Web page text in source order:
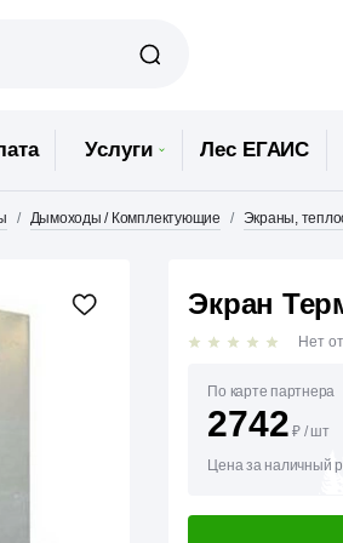
Услуги Лес ЕГАИС
Дымоходы / Комплектующие Экраны,
Экран
Нет
По карте партнера
2742 ₽ / шт
Цена за наличный